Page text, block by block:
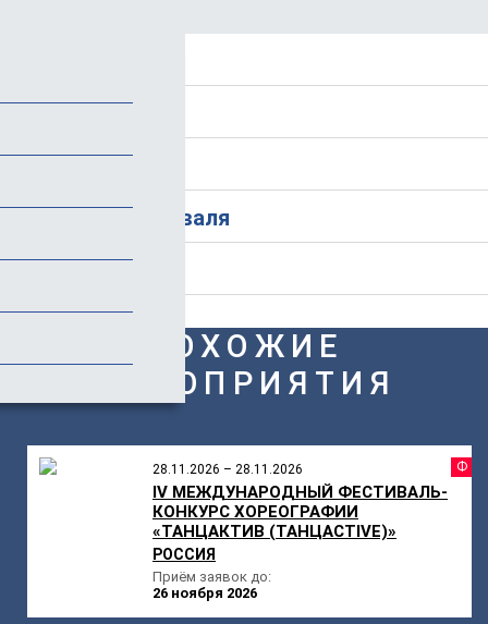
История фестиваля
ПОХОЖИЕ
МЕРОПРИЯТИЯ
28.11.2026 – 28.11.2026
IV МЕЖДУНАРОДНЫЙ ФЕСТИВАЛЬ-
КОНКУРС ХОРЕОГРАФИИ
«ТАНЦАКТИВ (ТАНЦАCTIVE)»
РОССИЯ
Приём заявок до:
26 ноября 2026